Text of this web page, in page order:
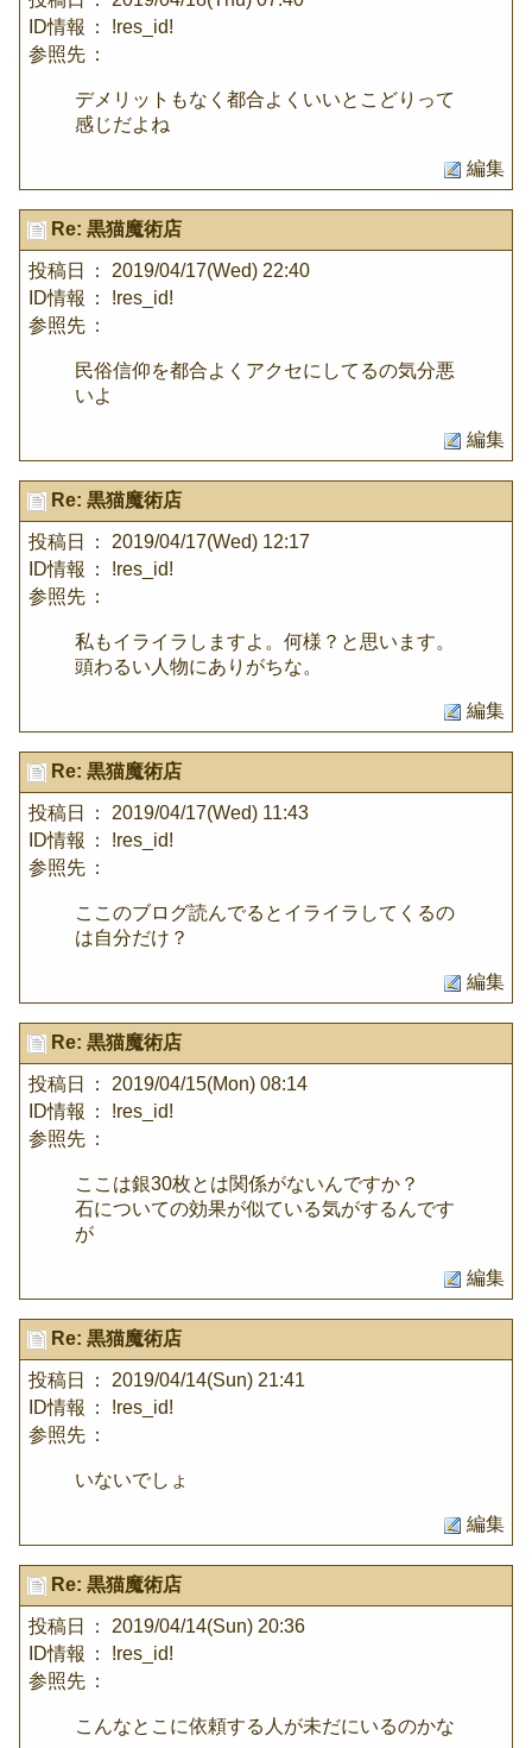
ID情報
： !res_id!
参照先 ：
デメリットもなく都合よくいいとこどりって
感じだよね
編集
Re: 黒猫魔術店
投稿日
： 2019/04/17(Wed) 22:40
ID情報
： !res_id!
参照先 ：
民俗信仰を都合よくアクセにしてるの気分悪
いよ
編集
Re: 黒猫魔術店
投稿日
： 2019/04/17(Wed) 12:17
ID情報
： !res_id!
参照先 ：
私もイライラしますよ。何様？と思います。
頭わるい人物にありがちな。
編集
Re: 黒猫魔術店
投稿日
： 2019/04/17(Wed) 11:43
ID情報
： !res_id!
参照先 ：
ここのブログ読んでるとイライラしてくるの
は自分だけ？
編集
Re: 黒猫魔術店
投稿日
： 2019/04/15(Mon) 08:14
ID情報
： !res_id!
参照先 ：
ここは銀30枚とは関係がないんですか？
石についての効果が似ている気がするんです
が
編集
Re: 黒猫魔術店
投稿日
： 2019/04/14(Sun) 21:41
ID情報
： !res_id!
参照先 ：
いないでしょ
編集
Re: 黒猫魔術店
投稿日
： 2019/04/14(Sun) 20:36
ID情報
： !res_id!
参照先 ：
こんなとこに依頼する人が未だにいるのかな